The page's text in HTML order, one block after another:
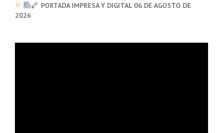
PORTADA IMPRESA Y DIGITAL 06 DE AGOSTO DE
2026